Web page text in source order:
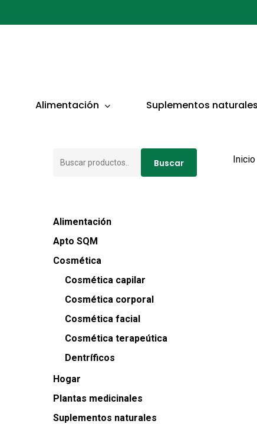
al
Presionar ENTER para buscar o ESC para cerrar
Alimentación Suplementos naturales
Buscar
Alimentación
Apto SQM
Cosmética
Cosmética capilar
Cosmética corporal
Cosmética facial
Cosmética terapeútica
Dentríficos
Hogar
Plantas medicinales
Suplementos naturales
Inicio